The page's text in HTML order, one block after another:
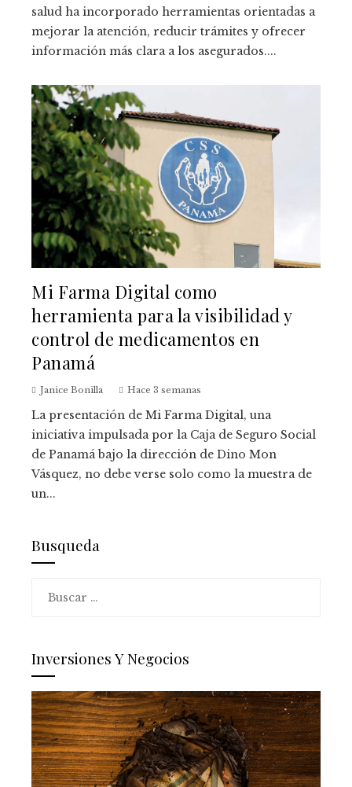
salud ha incorporado herramientas orientadas a
mejorar la atención, reducir trámites y ofrecer
información más clara a los asegurados....
Mi Farma Digital como
herramienta para la visibilidad y
control de medicamentos en
Panamá
Janice Bonilla Hace 3 semanas
La presentación de Mi Farma Digital, una
iniciativa impulsada por la Caja de Seguro Social
de Panamá bajo la dirección de Dino Mon
Vásquez, no debe verse solo como la muestra de
un...
Busqueda
Inversiones Y Negocios